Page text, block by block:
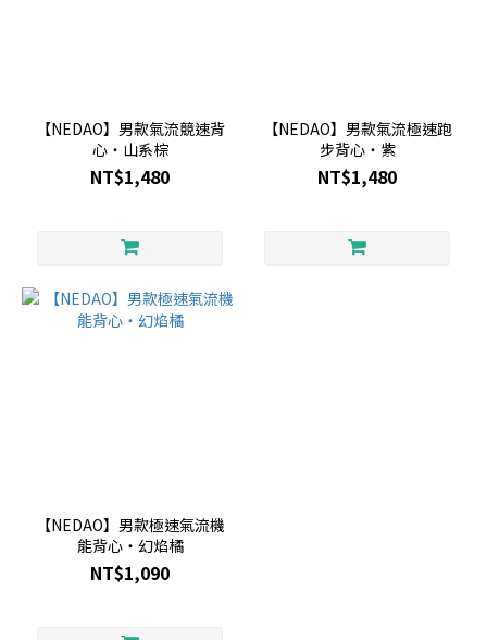
【NEDAO】男款氣流競速背
心・山系棕
NT$1,480
【NEDAO】男款氣流極速跑
步背心・紫
NT$1,480
【NEDAO】男款極速氣流機
能背心・幻焰橘
NT$1,090